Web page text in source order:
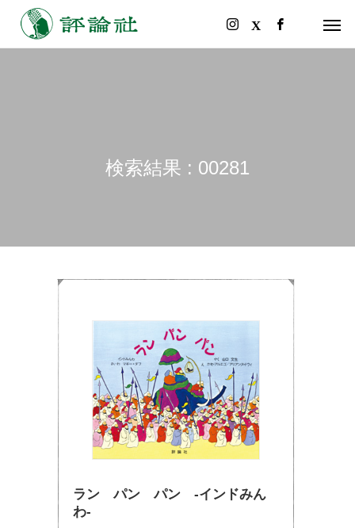
検索結果 : 00281
ラン パン パン -インドみん
わ-